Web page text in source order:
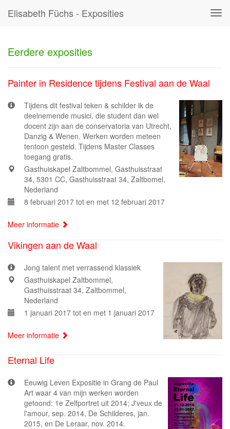
Elisabeth Füchs - Exposities
Eerdere exposities
Painter in Residence tijdens Festival aan de Waal
Tijdens dit festival teken & schilder ik de
deelnemende musici, die student dan wel
docent zijn aan de conservatoria van Utrecht,
Danzig & Wenen. Werken worden meteen
tentoon gesteld. Tijdens Master Classes
toegang gratis.
Gasthuiskapel Zaltbommel, Gasthuisstraat
34, 5301 CC, Gasthuisstraat 34, Zaltbomel,
Nederland
8 februari 2017 tot en met 12 februari 2017
Meer informatie
Vikingen aan de Waal
Jong talent met verrassend klassiek
Gasthuiskapel Zaltbommel,
Gasthuisstraat 34, Zaltbommel,
Nederland
1 januari 2017 tot en met 1 januari 2017
Meer informatie
Eternal Life
Eeuwig Leven Expositie in Grang de Paul
Art waar 4 van mijn werken worden
getoond: 1e Zelfportret uit 2014; J'veux de
l'amour, sep. 2014, De Schilderes, jan.
2015, en De Leraar, nov. 2014.